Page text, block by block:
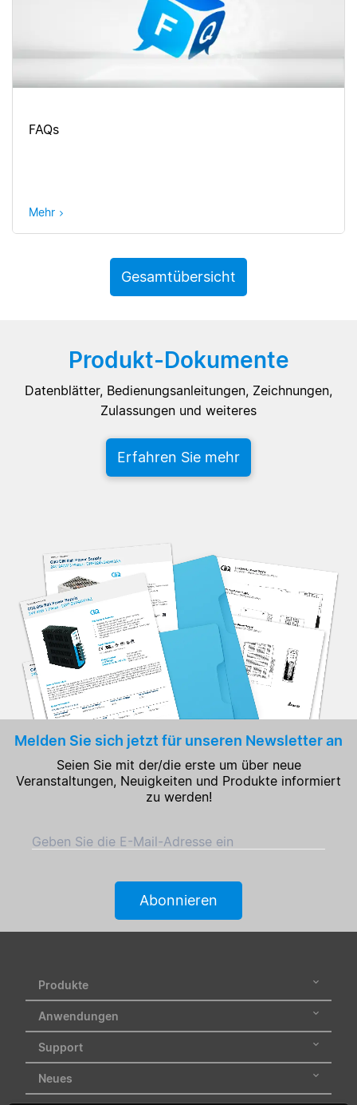
FAQs
Mehr
Gesamtübersicht
Produkt-Dokumente
Datenblätter, Bedienungsanleitungen, Zeichnungen,
Zulassungen und weiteres
Erfahren Sie mehr
Melden Sie sich jetzt für unseren Newsletter an
Seien Sie mit der/die erste um über neue
Veranstaltungen, Neuigkeiten und Produkte informiert
zu werden!
Geben Sie die E-Mail-Adresse ein
Abonnieren
Produkte
Anwendungen
Support
Neues